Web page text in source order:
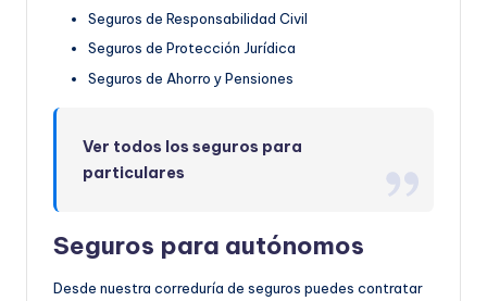
Seguros de Responsabilidad Civil
Seguros de Protección Jurídica
Seguros de Ahorro y Pensiones
Ver todos los seguros para
particulares
Seguros para autónomos
Desde nuestra correduría de seguros puedes contratar